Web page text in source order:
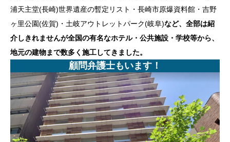
浦天主堂(長崎)世界遺産の暫定リスト・長崎市原爆資料館・吉野
ヶ里公園(佐賀)・土岐アウトレットパーク(岐阜)など、全部は紹
介しきれませんが全国の有名なホテル・公共施設・学校等から、
地元の建物まで数多く施工してきました。
顧問弁護士もいます！